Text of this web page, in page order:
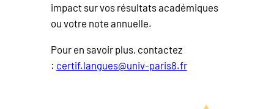
impact sur vos résultats académiques
ou votre note annuelle.
Pour en savoir plus, contactez
: certif.langues@univ-paris8.fr